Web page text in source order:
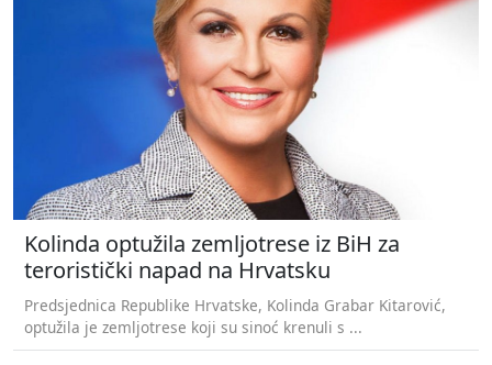
Kolinda optužila zemljotrese iz BiH za
teroristički napad na Hrvatsku
Predsjednica Republike Hrvatske, Kolinda Grabar Kitarović,
optužila je zemljotrese koji su sinoć krenuli s ...